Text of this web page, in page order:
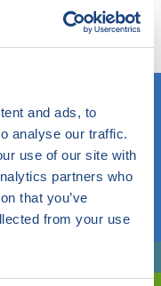
and ads, to
analyse our traffic.
use of our site with
partners who
that you’ve
from your use
en komt u te
en weet.